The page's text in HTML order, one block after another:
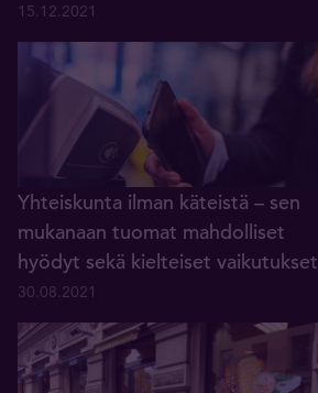
15.12.2021
Yhteiskunta ilman käteistä – sen
mukanaan tuomat mahdolliset
hyödyt sekä kielteiset vaikutukset
30.08.2021